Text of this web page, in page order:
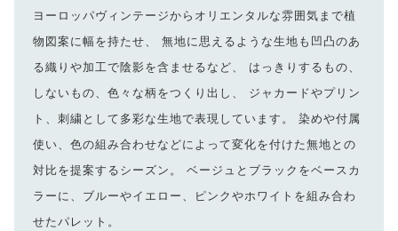
ヨーロッパヴィンテージからオリエンタルな雰囲気まで植
物図案に幅を持たせ、 無地に思えるような生地も凹凸のあ
る織りや加工で陰影を含ませるなど、 はっきりするもの、
しないもの、色々な柄をつくり出し、 ジャカードやプリン
ト、刺繍として多彩な生地で表現しています。 染めや付属
使い、色の組み合わせなどによって変化を付けた無地との
対比を提案するシーズン。 ベージュとブラックをベースカ
ラーに、ブルーやイエロー、ピンクやホワイトを組み合わ
せたパレット。